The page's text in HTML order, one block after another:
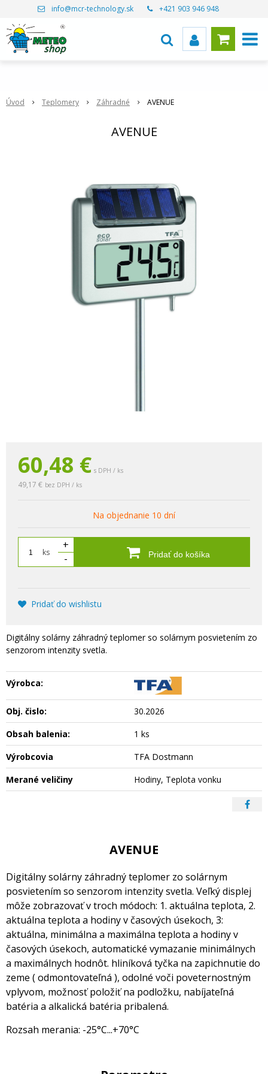
info@mcr-technology.sk +421 903 946 948
Úvod Teplomery Záhradné AVENUE
AVENUE
60,48 € s DPH / ks
49,17 € bez DPH / ks
Na objednanie 10 dní
ks
+
-
Pridať do košíka
Pridať do wishlistu
Digitálny solárny záhradný teplomer so solárnym posvietením zo
senzorom intenzity svetla.
Výrobca:
Obj. čislo:
30.2026
Obsah balenia:
1 ks
Výrobcovia
TFA Dostmann
Merané veličiny
Hodiny, Teplota vonku
AVENUE
Digitálny solárny záhradný teplomer zo solárnym
posvietením so senzorom intenzity svetla. Veľký displej
môže zobrazovať v troch módoch: 1. aktuálna teplota, 2.
aktuálna teplota a hodiny v časových úsekoch, 3:
aktuálna, minimálna a maximálna teplota a hodiny v
časových úsekoch, automatické vymazanie minimálnych
a maximálnych hodnôt. hliníková tyčka na zapichnutie do
zeme ( odmontovateľná ), odolné voči poveternostným
vplyvom, možnosť položiť na podložku, nabíjateľná
batéria a alkalická batéria pribalená.
Rozsah merania: -25°C...+70°C